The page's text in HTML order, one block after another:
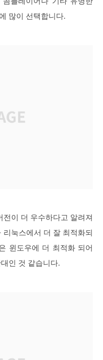
많이 선택합니다.
이 더 우수하다고 알려져
눅스에서 더 잘 최적화되
윈도우에 더 최적화 되어
인 것 같습니다.